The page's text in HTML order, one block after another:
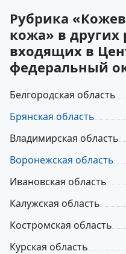
Рубрика
кожа» в других
входящих в
федеральный
Белгородская область
Брянская область
Владимирская область
Воронежская область
Ивановская область
Калужская область
Костромская область
Курская область